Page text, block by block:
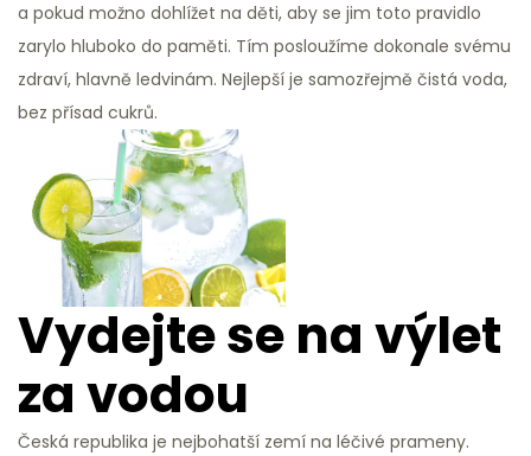
a pokud možno dohlížet na děti, aby se jim toto pravidlo
zarylo hluboko do paměti. Tím posloužíme dokonale svému
zdraví, hlavně ledvinám. Nejlepší je samozřejmě čistá voda,
bez přísad cukrů.
Vydejte se na výlet
za vodou
Česká republika je nejbohatší zemí na léčivé prameny.